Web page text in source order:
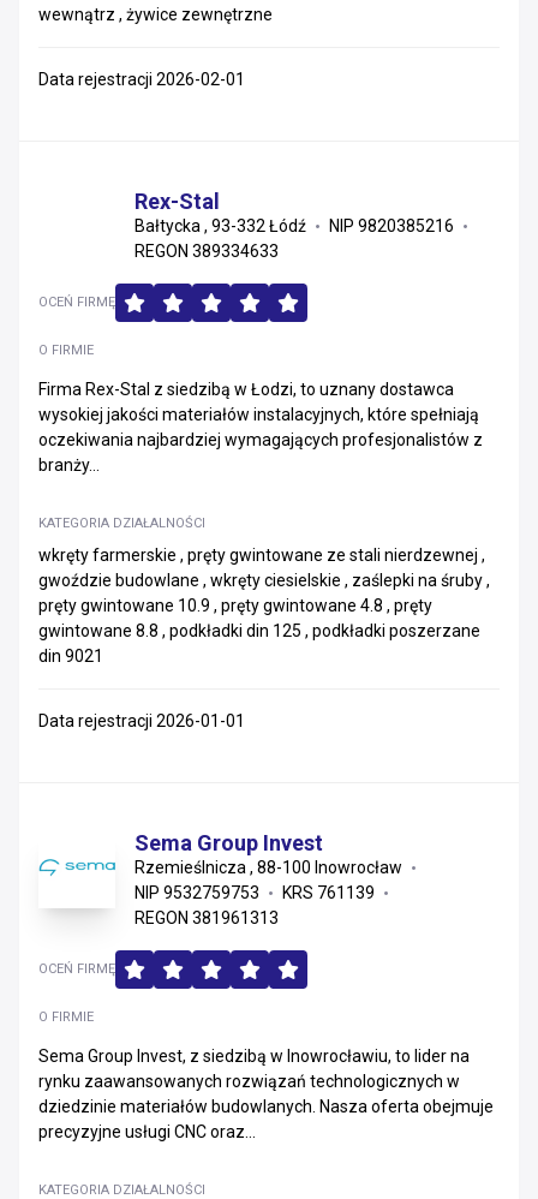
wewnątrz , żywice zewnętrzne
Data rejestracji 2026-02-01
Rex-Stal
Bałtycka , 93-332 Łódź
NIP 9820385216
REGON 389334633
O FIRMIE
Firma Rex-Stal z siedzibą w Łodzi, to uznany dostawca
wysokiej jakości materiałów instalacyjnych, które spełniają
oczekiwania najbardziej wymagających profesjonalistów z
branży...
KATEGORIA DZIAŁALNOŚCI
wkręty farmerskie , pręty gwintowane ze stali nierdzewnej ,
gwoździe budowlane , wkręty ciesielskie , zaślepki na śruby ,
pręty gwintowane 10.9 , pręty gwintowane 4.8 , pręty
gwintowane 8.8 , podkładki din 125 , podkładki poszerzane
din 9021
OCEŃ FIRMĘ
Data rejestracji 2026-01-01
Sema Group Invest
Rzemieślnicza , 88-100 Inowrocław
NIP 9532759753
KRS 761139
REGON 381961313
O FIRMIE
Sema Group Invest, z siedzibą w Inowrocławiu, to lider na
rynku zaawansowanych rozwiązań technologicznych w
dziedzinie materiałów budowlanych. Nasza oferta obejmuje
precyzyjne usługi CNC oraz...
KATEGORIA DZIAŁALNOŚCI
OCEŃ FIRMĘ